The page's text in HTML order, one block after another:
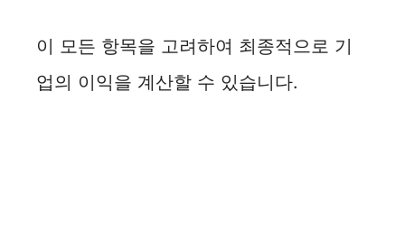
V
이 모든 항목을 고려하여 최종적으로 기
업의 이익을 계산할 수 있습니다.